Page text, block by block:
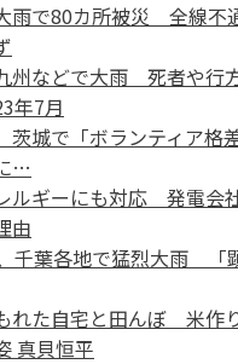
雨で80カ所被災 全線
九州などで大雨 死者や
年7月
茨城で「ボランティア
…
ルギーにも対応 発電会
由
千葉各地で猛烈大雨 「
れた自宅と田んぼ 米作
真貝恒平